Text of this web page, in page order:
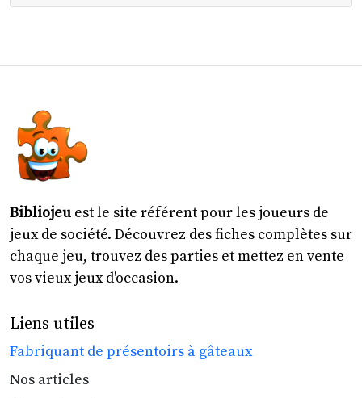
Bibliojeu est le site référent pour les joueurs de
jeux de société. Découvrez des fiches complètes sur
chaque jeu, trouvez des parties et mettez en vente
vos vieux jeux d'occasion.
Liens utiles
Fabriquant de présentoirs à gâteaux
Nos articles